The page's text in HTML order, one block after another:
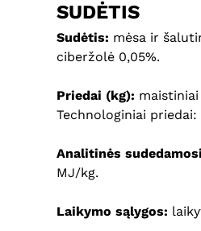
SUDĖTIS
Sudėtis: mėsa ir
ciberžolė 0,05%.
Priedai (kg):
Technologiniai priedai:
Analitinės
MJ/kg.
Laikymo sąlygos: